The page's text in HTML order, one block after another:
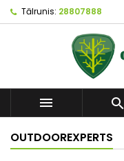
Tālrunis: 28807888
 
OUTDOOREXPERTS